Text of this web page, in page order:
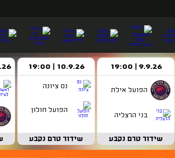
9.9.26 | 19:00
הפועל אילת
בני הרצליה
שידור טרם נקבע
10.9.26 | 19:00
נס ציונה
הפועל חולון
שידור טרם נקבע